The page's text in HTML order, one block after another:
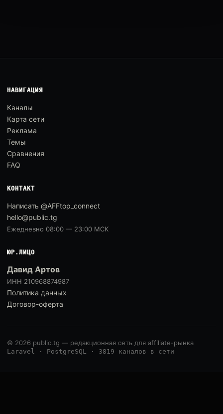
НАВИГАЦИЯ
Каналы
Карта сети
Реклама
Темы
Сравнения
FAQ
КОНТАКТ
Написать @AFFtop_connect
hello@public.tg
Ежедневно 08:00 — 23:00 МСК
ЮР.ЛИЦО
Давид Артов
ИНН 210968874987
Политика данных
Договор-оферта
© 2026 public.tg — редакционная сеть для affiliate-рынка
Laravel · PostgreSQL · 3819 каналов в сети